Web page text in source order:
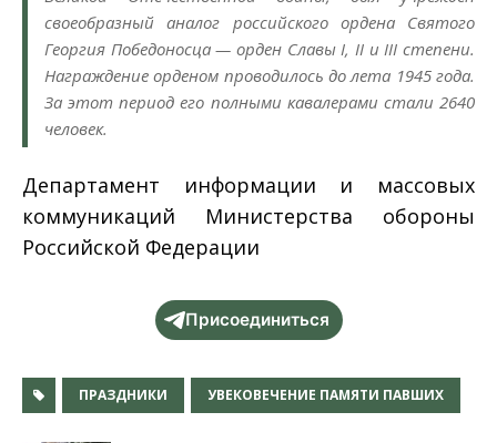
своеобразный аналог российского ордена Святого
Георгия Победоносца — орден Славы I, II и III степени.
Награждение орденом проводилось до лета 1945 года.
За этот период его полными кавалерами стали 2640
человек.
Департамент информации и массовых
коммуникаций Министерства обороны
Российской Федерации
Присоединиться
ПРАЗДНИКИ УВЕКОВЕЧЕНИЕ ПАМЯТИ ПАВШИХ